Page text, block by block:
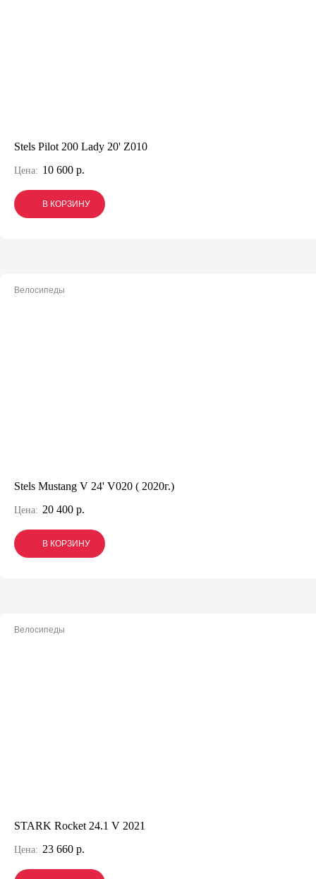
Stels Pilot 200 Lady 20' Z010
Цена: 10 600 р.
В КОРЗИНУ
В КОРЗИНУ
В КОРЗИНУ
Велосипеды
Stels Mustang V 24' V020 ( 2020г.)
Цена: 20 400 р.
В КОРЗИНУ
В КОРЗИНУ
В КОРЗИНУ
Велосипеды
STARK Rocket 24.1 V 2021
Цена: 23 660 р.